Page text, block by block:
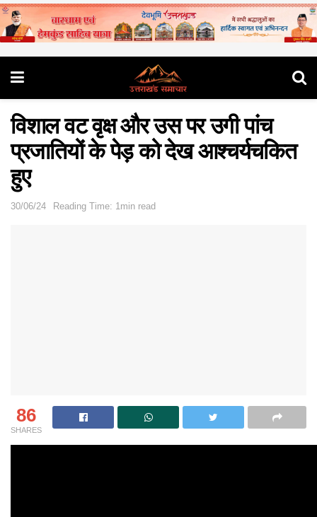
विशाल वट वृक्ष और उस पर उगी पांच
प्रजातियों के पेड़ को देख आश्चर्यचकित
हुए
30/06/24 Reading Time: 1min read
86
SHARES